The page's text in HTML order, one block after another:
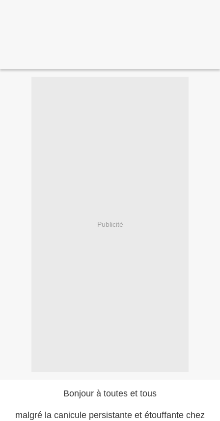
Publicité
Bonjour à toutes et tous
malgré la canicule persistante et étouffante chez